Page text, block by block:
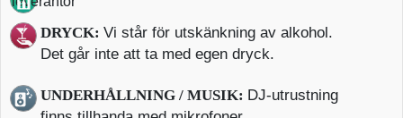
DRYCK:Vi står för utskänkning av alkohol.
Det går inte att ta med egen dryck.
UNDERHÅLLNING / MUSIK: DJ-utrustning